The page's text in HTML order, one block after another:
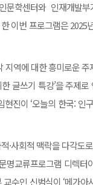
문학센터와 인재개발
이번 프로그램은
역에 대한 흥미로운
글쓰기 특강’을 주제
진이 ‘오늘의 한국: 인
·사회적 맥락을 다각
명교류프로그램 디렉
수인 신범식이 ‘메가